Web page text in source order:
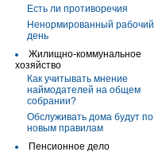
Есть ли противоречия
Ненормированный рабочий
день
Жилищно-коммунальное
хозяйство
Как учитывать мнение
наймодателей на общем
собрании?
Обслуживать дома будут по
новым правилам
Пенсионное дело